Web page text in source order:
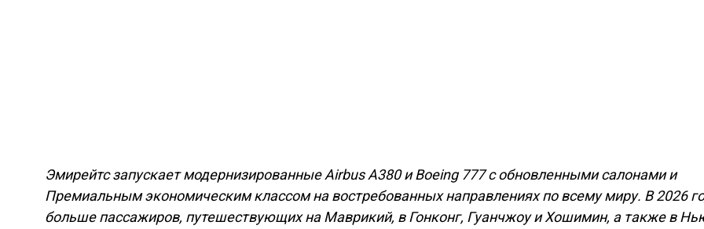
Эмирейтс запускает модернизированные Airbus A380 и Boeing 777 с обновленными салонами и
Премиальным экономическим классом на востребованных направлениях по всему миру. В 2026
больше пассажиров, путешествующих на Маврикий, в Гонконг, Гуанчжоу и Хошимин, а также в